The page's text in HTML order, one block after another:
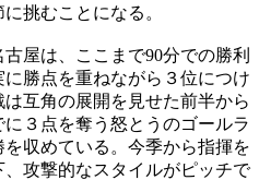
挑むことになる。
屋は、ここまで90分での勝利
勝点を重ねながら３位につけ
互角の展開を見せた前半から
３点を奪う怒とうのゴールラ
収めている。今季から指揮を
攻撃的なスタイルがピッチで